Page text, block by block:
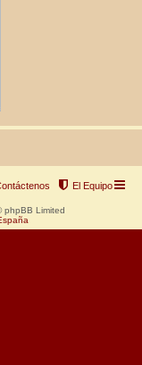
El Equipo
phpBB Limited